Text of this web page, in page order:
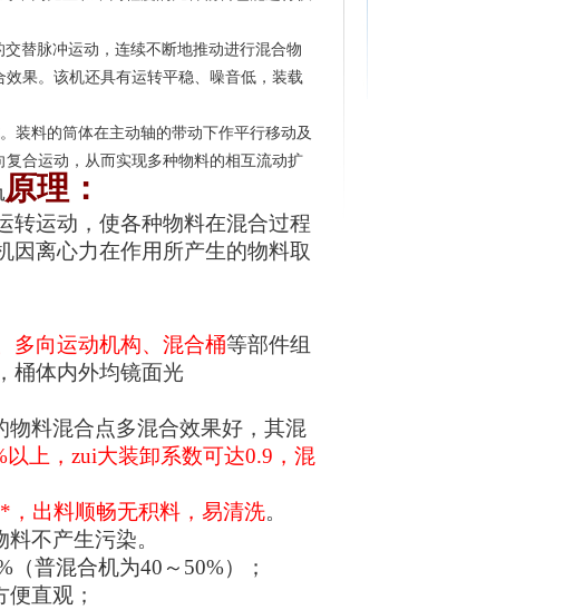
替脉冲运动，连续不断地推动进行混合物
果。该机还具有运转平稳、噪音低，装载
装料的筒体在主动轴的带动下作平行移动及
合运动，从而实现多种物料的相互流动扩
原理：
转运动，使各种物料在混合过程
因离心力在作用所产生的物料取
多向运动机构、混合桶等部件组
桶体内外均镜面光
料混合点多混合效果好，其混
以上，zui大装卸系数可达0.9，混
*，出料顺畅无积料，易清洗。
不产生污染。
普混合机为40～50%）；
直观；